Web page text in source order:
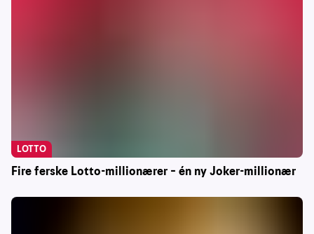
Fire ferske Lotto-millionærer – én ny Joker-millionær
LOTTO